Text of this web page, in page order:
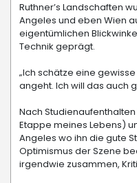
Ruthner’s Landschaften
Angeles und eben Wien
eigentümlichen
Technik geprägt.
„Ich schätze eine
angeht. Ich will das auch
Nach
Etappe meines Lebens)
Angeles wo ihn die gute
Optimismus der Szene
irgendwie zusammen,